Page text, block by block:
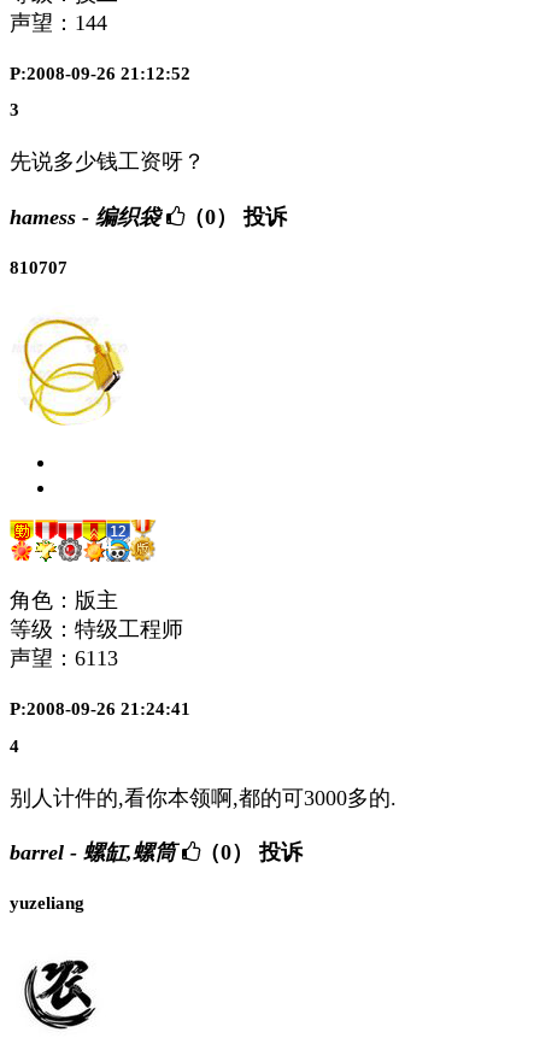
声望： 144
P:2008-09-26 21:12:52
3
先说多少钱工资呀？
hamess - 编织袋 （0） 投诉
810707
角色：版主
等级：特级工程师
声望： 6113
P:2008-09-26 21:24:41
4
别人计件的,看你本领啊,都的可3000多的.
barrel - 螺缸,螺筒 （0） 投诉
yuzeliang